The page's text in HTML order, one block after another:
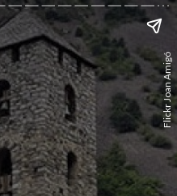
Flickr Joan Amigó